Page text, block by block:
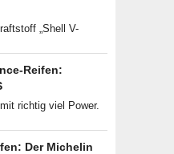
„Shell V-
Reifen:
richtig viel Power.
Der Michelin